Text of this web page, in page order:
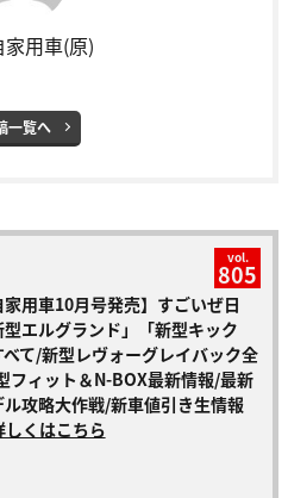
用車(原)
一覧へ
vol.
805
家用車10月号発売】すごいぜ日
型エルグランド」「新型キック
べて/新型レヴォーグレイバック全
フィット＆N-BOX最新情報/最新
攻略大作戦/新車値引き生情報
くはこちら